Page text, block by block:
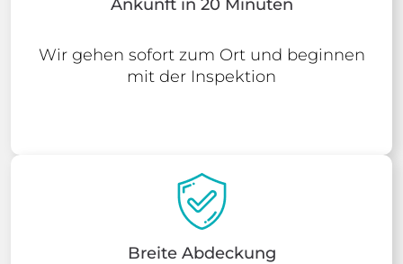
Ankunft in 20 Minuten
Wir gehen sofort zum Ort und beginnen
mit der Inspektion
Breite Abdeckung